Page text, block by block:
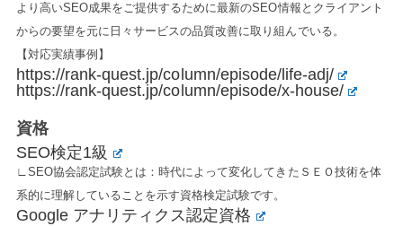
より高いSEO成果をご提供するために最新のSEO情報とクライアント
からの要望を元に日々サービスの品質改善に取り組んでいる。
【対応実績事例】
https://rank-quest.jp/column/episode/life-adj/
https://rank-quest.jp/column/episode/x-house/
資格
SEO検定1級
∟SEO協会認定試験とは：時代によって変化してきたＳＥＯ技術を体
系的に理解していることを示す資格検定試験です。
Google アナリティクス認定資格